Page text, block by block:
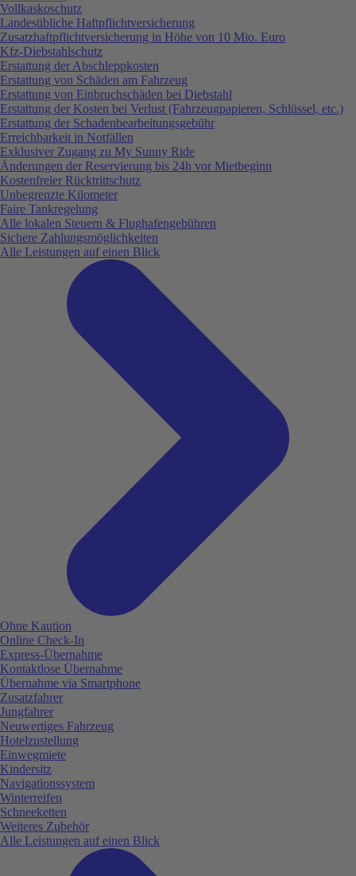
Vollkaskoschutz
Landesübliche Haftpflichtversicherung
Zusatzhaftpflichtversicherung in Höhe von 10 Mio. Euro
Kfz-Diebstahlschutz
Erstattung der Abschleppkosten
Erstattung von Schäden am Fahrzeug
Erstattung von Einbruchschäden bei Diebstahl
Erstattung der Kosten bei Verlust (Fahrzeugpapieren, Schlüssel, etc.)
Erstattung der Schadenbearbeitungsgebühr
Erreichbarkeit in Notfällen
Exklusiver Zugang zu My Sunny Ride
Änderungen der Reservierung bis 24h vor Mietbeginn
Kostenfreier Rücktrittschutz
Unbegrenzte Kilometer
Faire Tankregelung
Alle lokalen Steuern & Flughafengebühren
Sichere Zahlungsmöglichkeiten
Alle Leistungen auf einen Blick
Ohne Kaution
Online Check-In
Express-Übernahme
Kontaktlose Übernahme
Übernahme via Smartphone
Zusatzfahrer
Jungfahrer
Neuwertiges Fahrzeug
Hotelzustellung
Einwegmiete
Kindersitz
Navigationssystem
Winterreifen
Schneeketten
Weiteres Zubehör
Alle Leistungen auf einen Blick